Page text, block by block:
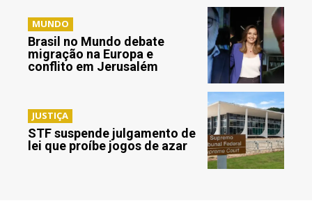
MUNDO
Brasil no Mundo debate
migração na Europa e
conflito em Jerusalém
JUSTIÇA
STF suspende julgamento de
lei que proíbe jogos de azar